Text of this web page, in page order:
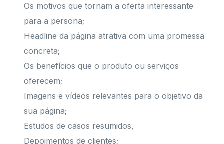
Os motivos que tornam a oferta interessante
para a persona;
Headline da página atrativa com uma promessa
concreta;
Os benefícios que o produto ou serviços
oferecem;
Imagens e vídeos relevantes para o objetivo da
sua página;
Estudos de casos resumidos,
Depoimentos de clientes;